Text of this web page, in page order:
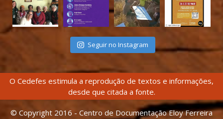
Seguir no Instagram
O Cedefes estimula a reprodução de textos e informações,
desde que citada a fonte.
© Copyright 2016 - Centro de Documentação Eloy Ferreira